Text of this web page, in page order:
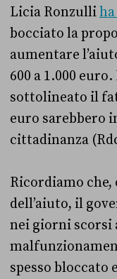
Licia Ronzulli
bocciato la
aumentare
600 a 1.000
sottolineato il
euro sarebbero
cittadinanza
Ricordiamo che,
dell’aiuto, il
nei giorni scorsi
spesso bloccato